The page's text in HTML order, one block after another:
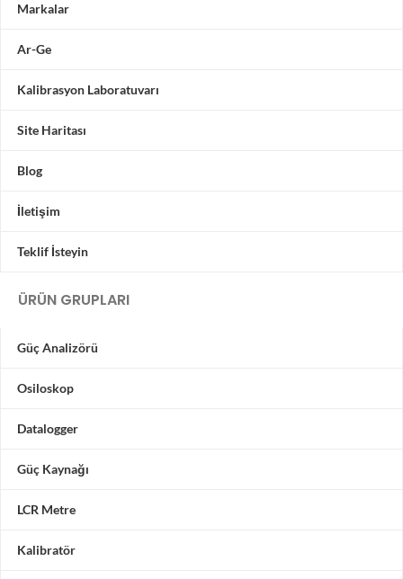
Markalar
Ar-Ge
Kalibrasyon Laboratuvarı
Site Haritası
Blog
İletişim
Teklif İsteyin
ÜRÜN GRUPLARI
Güç Analizörü
Osiloskop
Datalogger
Güç Kaynağı
LCR Metre
Kalibratör